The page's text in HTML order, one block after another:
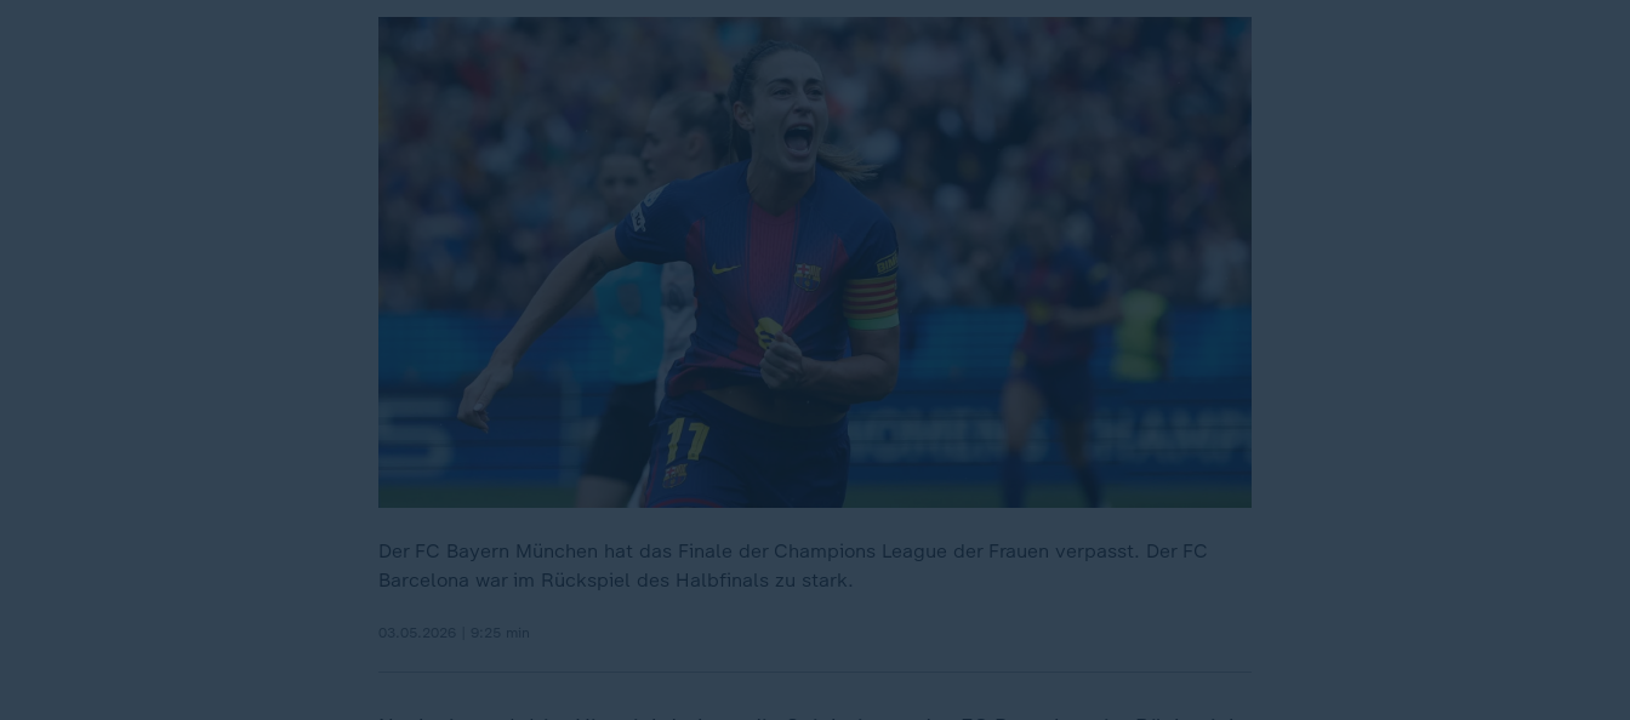
Der FC Bayern München hat das Finale der Champions League der Frauen verpasst. Der FC
Barcelona war im Rückspiel des Halbfinals zu stark.